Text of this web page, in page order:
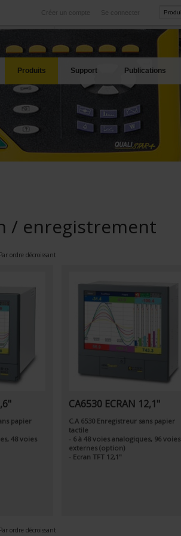
Se connecter
Créer un compte
à l'étranger
Nos meilleures offres
Produits Support Publications
/ enregistrement
Par ordre décroissant
papier
48 voies
CA6530 ECRAN 12,1"
C.A 6530 Enregistreur sans papier
tactile
- 6 à 48 voies analogiques, 96 voies
externes (option)
- Ecran TFT 12,1"
Par ordre décroissant